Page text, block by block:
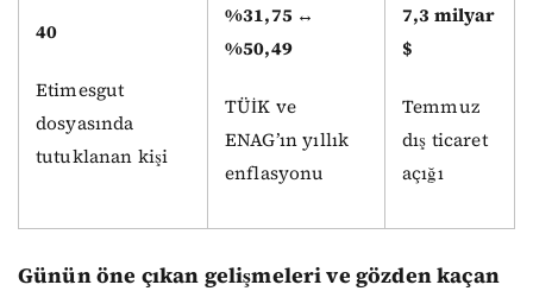
40
Etimesgut
dosyasında
tutuklanan kişi
%31,75 ↔
%50,49
TÜİK ve
ENAG’ın yıllık
enflasyonu
7,3 milyar
$
Temmuz
dış ticaret
açığı
Günün öne çıkan gelişmeleri ve gözden kaçan